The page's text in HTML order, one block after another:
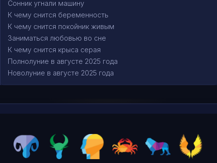
Сонник угнали машину
К чему снится беременность
К чему снится покойник живым
Заниматься любовью во сне
К чему снится крыса серая
Полнолуние в августе 2025 года
Новолуние в августе 2025 года